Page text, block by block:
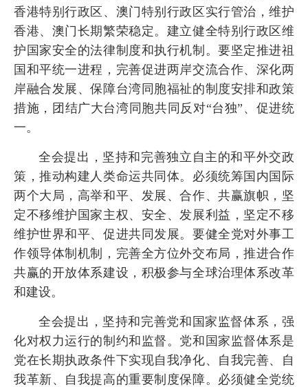
香港特别行政区、澳门特别行政区实行管治，维护
香港、澳门长期繁荣稳定。建立健全特别行政区维
护国家安全的法律制度和执行机制。要坚定推进祖
国和平统一进程，完善促进两岸交流合作、深化两
岸融合发展、保障台湾同胞福祉的制度安排和政策
措施，团结广大台湾同胞共同反对“台独”、促进统
一。
全会提出，坚持和完善独立自主的和平外交政
策，推动构建人类命运共同体。必须统筹国内国际
两个大局，高举和平、发展、合作、共赢旗帜，坚
定不移维护国家主权、安全、发展利益，坚定不移
维护世界和平、促进共同发展。要健全党对外事工
作领导体制机制，完善全方位外交布局，推进合作
共赢的开放体系建设，积极参与全球治理体系改革
和建设。
全会提出，坚持和完善党和国家监督体系，强
化对权力运行的制约和监督。党和国家监督体系是
党在长期执政条件下实现自我净化、自我完善、自
我革新、自我提高的重要制度保障。必须健全党统